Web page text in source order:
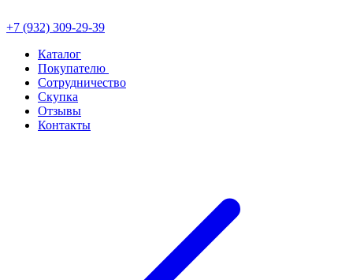
+7 (932) 309-29-39
Каталог
Покупателю
Сотрудничество
Скупка
Отзывы
Контакты